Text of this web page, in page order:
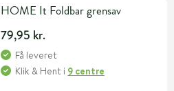
HOME It Foldbar grensav
79,95 kr.
Få leveret
Klik & Hent i 9 centre